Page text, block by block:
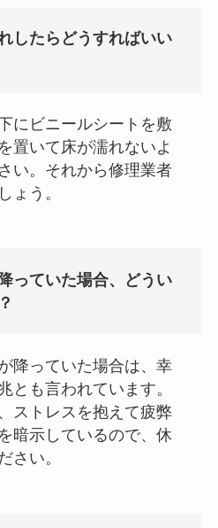
したらどうすればいい
にビニールシートを敷
置いて床が濡れないよ
い。それから修理業者
ょう。
っていた場合、どうい
降っていた場合は、幸
とも言われています。
ストレスを抱えて疲弊
暗示しているので、休
さい。